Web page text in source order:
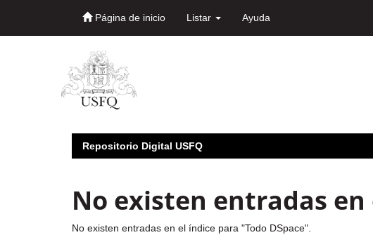
Página de inicio Listar Ayuda
Repositorio Digital USFQ
No existen entradas
No existen entradas en el índice para "Todo DSpace".